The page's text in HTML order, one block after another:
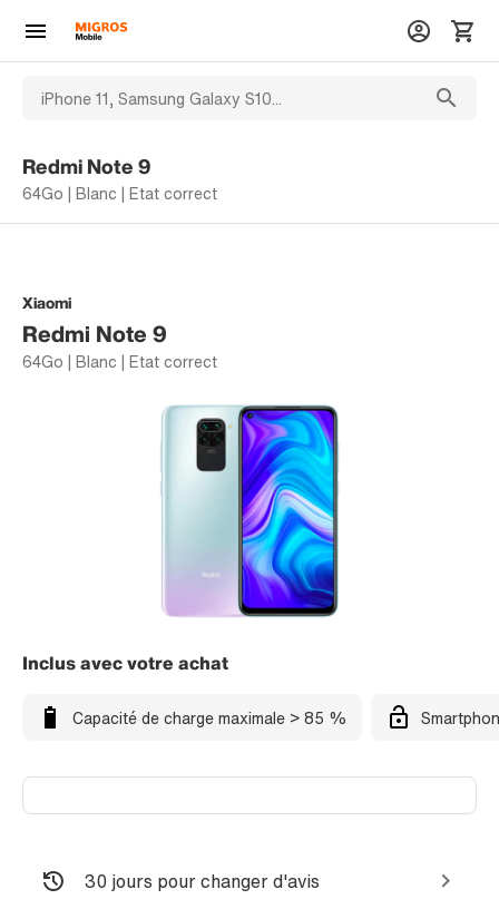
Redmi Note 9
64Go | Blanc | Etat correct
Xiaomi
Redmi Note 9
64Go | Blanc | Etat correct
Inclus avec votre achat
Capacité de charge maximale > 85 %
30 jours pour changer d'avis